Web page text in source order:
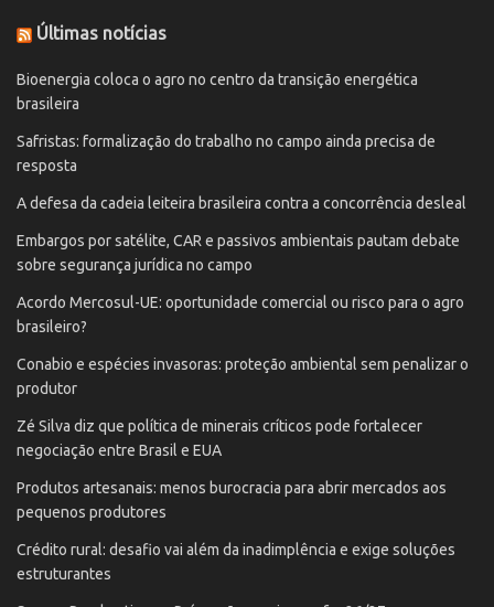
Últimas notícias
Bioenergia coloca o agro no centro da transição energética
brasileira
Safristas: formalização do trabalho no campo ainda precisa de
resposta
A defesa da cadeia leiteira brasileira contra a concorrência desleal
Embargos por satélite, CAR e passivos ambientais pautam debate
sobre segurança jurídica no campo
Acordo Mercosul-UE: oportunidade comercial ou risco para o agro
brasileiro?
Conabio e espécies invasoras: proteção ambiental sem penalizar o
produtor
Zé Silva diz que política de minerais críticos pode fortalecer
negociação entre Brasil e EUA
Produtos artesanais: menos burocracia para abrir mercados aos
pequenos produtores
Crédito rural: desafio vai além da inadimplência e exige soluções
estruturantes